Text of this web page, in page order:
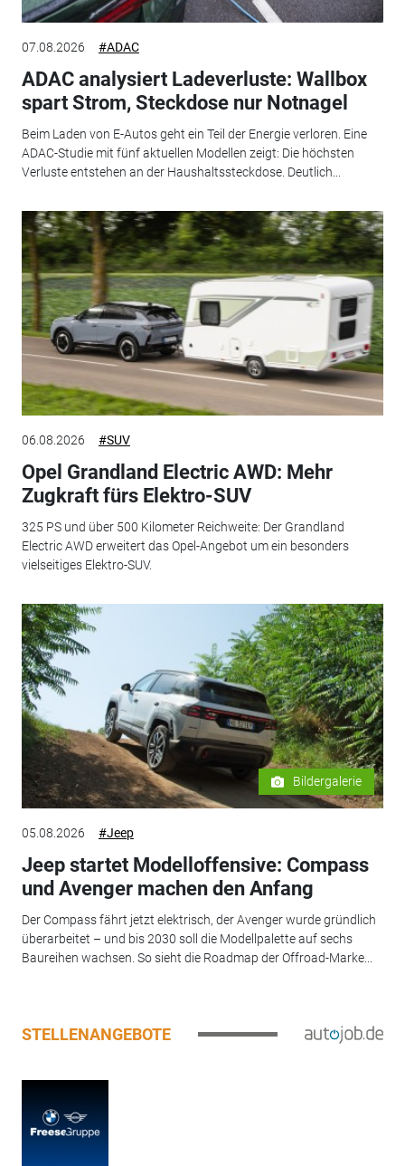
07.08.2026 #ADAC
ADAC analysiert Ladeverluste: Wallbox
spart Strom, Steckdose nur Notnagel
Beim Laden von E-Autos geht ein Teil der Energie verloren. Eine
ADAC-Studie mit fünf aktuellen Modellen zeigt: Die höchsten
Verluste entstehen an der Haushaltssteckdose. Deutlich...
06.08.2026 #SUV
Opel Grandland Electric AWD: Mehr
Zugkraft fürs Elektro-SUV
325 PS und über 500 Kilometer Reichweite: Der Grandland
Electric AWD erweitert das Opel-Angebot um ein besonders
vielseitiges Elektro-SUV.
Bildergalerie
05.08.2026 #Jeep
Jeep startet Modelloffensive: Compass
und Avenger machen den Anfang
Der Compass fährt jetzt elektrisch, der Avenger wurde gründlich
überarbeitet – und bis 2030 soll die Modellpalette auf sechs
Baureihen wachsen. So sieht die Roadmap der Offroad-Marke...
STELLENANGEBOTE